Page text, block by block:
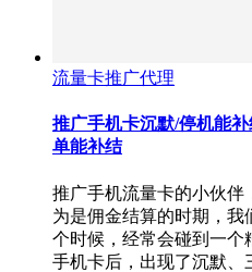
流量卡推广代理
推广手机卡沉默/停机能
单能补结
推广手机流量卡的小伙伴
为是佣金结算的时期，
个时候，经常会碰到一个
手机卡后，出现了沉默